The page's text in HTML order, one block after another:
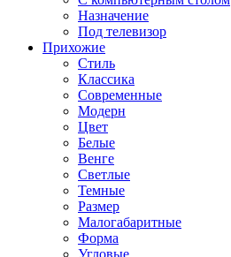
Назначение
Под телевизор
Прихожие
Стиль
Классика
Современные
Модерн
Цвет
Белые
Венге
Светлые
Темные
Размер
Малогабаритные
Форма
Угловые